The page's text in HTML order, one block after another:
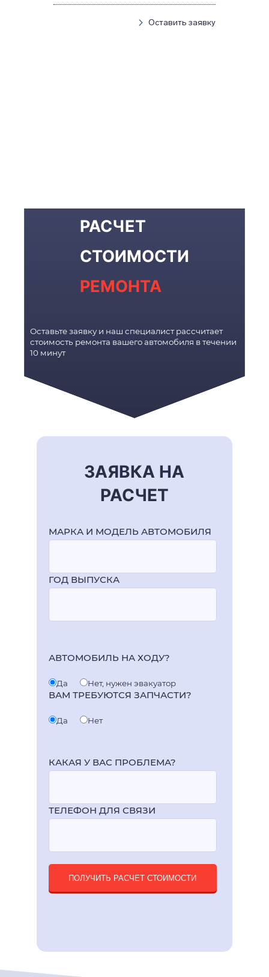
Оставить заявку
РАСЧЕТ
СТОИМОСТИ
РЕМОНТА
Оставьте заявку и наш специалист рассчитает
стоимость ремонта вашего автомобиля в течении
10 минут
ЗАЯВКА НА
РАСЧЕТ
МАРКА И МОДЕЛЬ АВТОМОБИЛЯ
ГОД ВЫПУСКА
АВТОМОБИЛЬ НА ХОДУ?
Да Нет, нужен эвакуатор
ВАМ ТРЕБУЮТСЯ ЗАПЧАСТИ?
Да Нет
КАКАЯ У ВАС ПРОБЛЕМА?
ТЕЛЕФОН ДЛЯ СВЯЗИ
ПОЛУЧИТЬ РАСЧЕТ СТОИМОСТИ